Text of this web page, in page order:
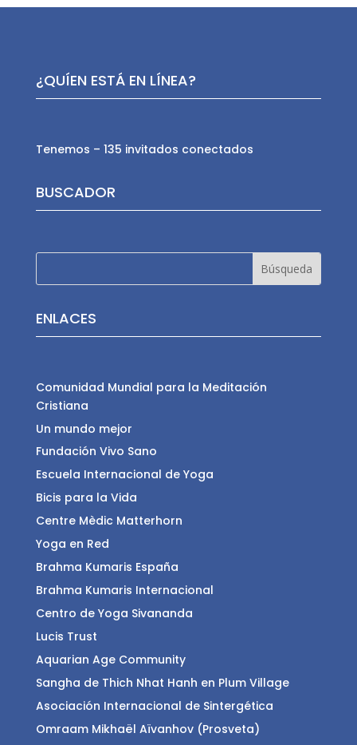
¿QUÍEN ESTÁ EN LÍNEA?
Tenemos – 135 invitados conectados
BUSCADOR
ENLACES
Comunidad Mundial para la Meditación
Cristiana
Un mundo mejor
Fundación Vivo Sano
Escuela Internacional de Yoga
Bicis para la Vida
Centre Mèdic Matterhorn
Yoga en Red
Brahma Kumaris España
Brahma Kumaris Internacional
Centro de Yoga Sivananda
Lucis Trust
Aquarian Age Community
Sangha de Thich Nhat Hanh en Plum Village
Asociación Internacional de Sintergética
Omraam Mikhaël Aïvanhov (Prosveta)